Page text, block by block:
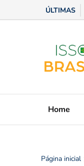
ÚLTIMAS
Home
Página inicial